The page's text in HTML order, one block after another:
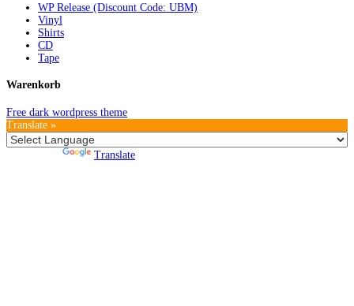
WP Release (Discount Code: UBM)
Vinyl
Shirts
CD
Tape
Warenkorb
Free dark wordpress theme
Translate »
Translate